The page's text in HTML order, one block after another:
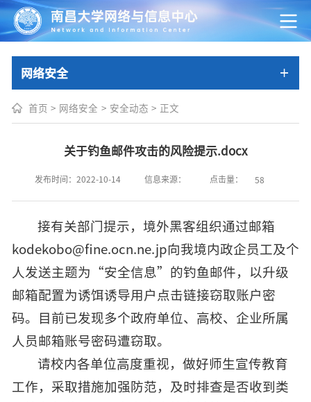
网络安全
首页 > 网络安全 > 安全动态 > 正文
关于钓鱼邮件攻击的风险提示.docx
发布时间：2022-10-14 信息来源： 点击量： 58
接有关部门提示，境外黑客组织通过邮箱
kodekobo@fine.ocn.ne.jp向我境内政企员工及个
人发送主题为“安全信息”的钓鱼邮件，以升级
邮箱配置为诱饵诱导用户点击链接窃取账户密
码。目前已发现多个政府单位、高校、企业所属
人员邮箱账号密码遭窃取。
请校内各单位高度重视，做好师生宣传教育
工作，采取措施加强防范，及时排查是否收到类